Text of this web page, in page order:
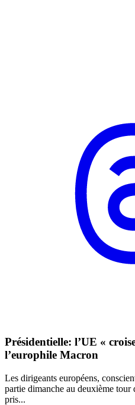
Présidentielle: l’UE «
l’europhile Macron
Les dirigeants européens,
partie dimanche au deuxième
pris...